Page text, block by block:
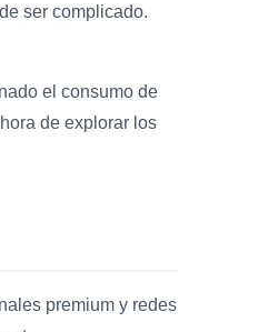
ser complicado.
el consumo de
de explorar los
premium y redes